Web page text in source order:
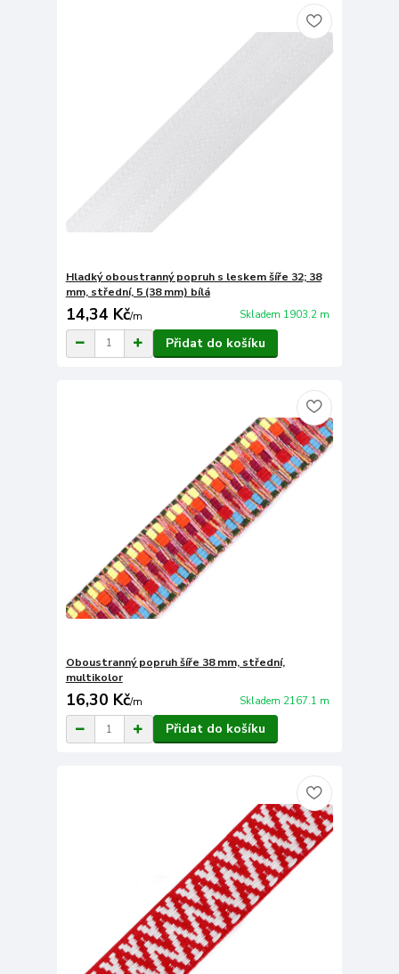
Hladký oboustranný popruh s leskem šíře 32; 38
mm, střední, 5 (38 mm) bílá
14,34 Kč/m Skladem 1903.2 m
Přidat do košíku
Oboustranný popruh šíře 38 mm, střední,
multikolor
16,30 Kč/m Skladem 2167.1 m
Přidat do košíku